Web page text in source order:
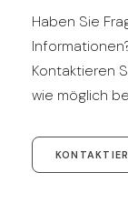
Haben Sie
Kontaktieren
wie möglich